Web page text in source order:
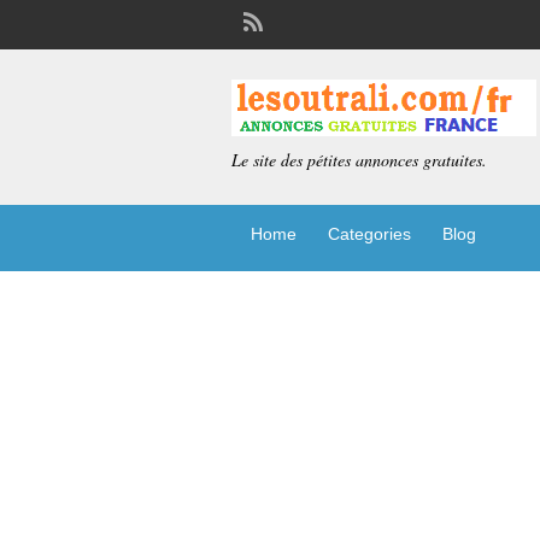
Le site des pétites annonces gratuites.
Home Categories Blog